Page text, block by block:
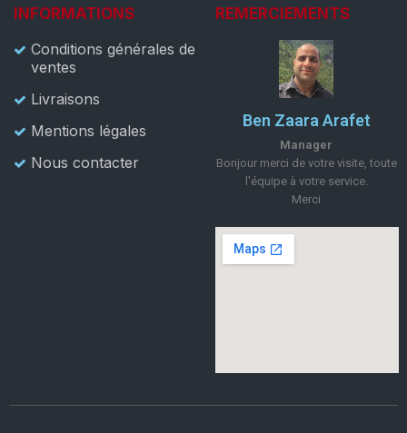
INFORMATIONS
Conditions générales de
ventes
Livraisons
Mentions légales
Nous contacter
REMERCIEMENTS
Ben Zaara Arafet
Manager
Bonjour merci de votre visite, toute
l'équipe à votre service.
Merci